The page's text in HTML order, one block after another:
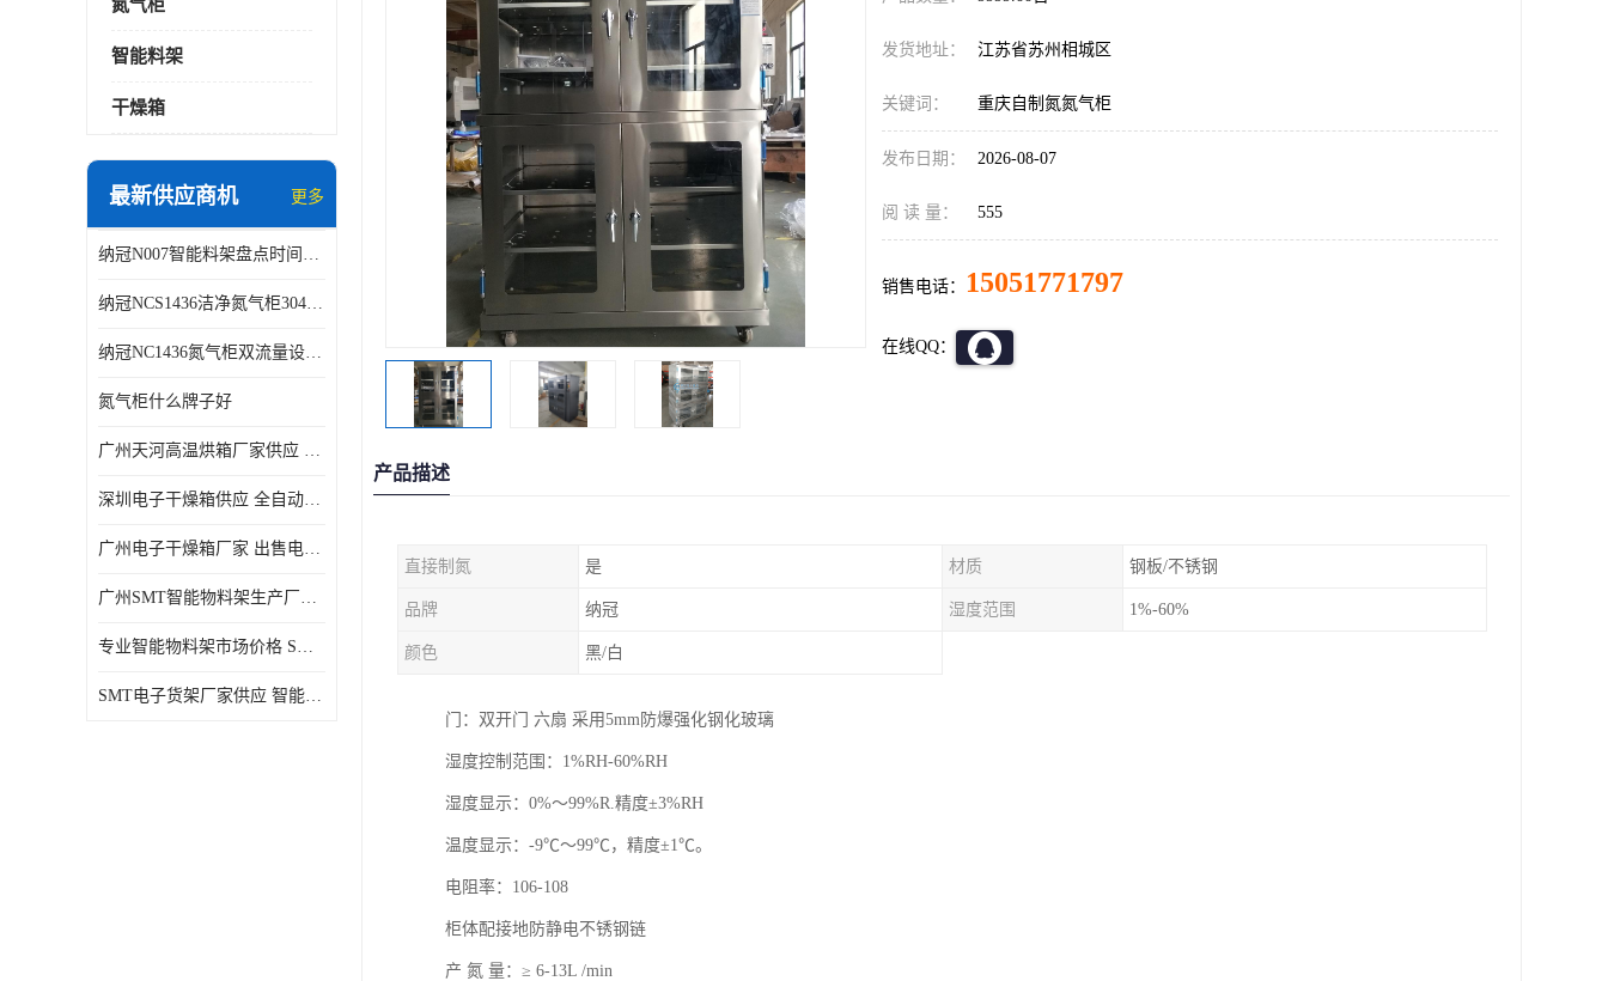
氮气柜
智能料架
干燥箱
最新供应商机 更多
纳冠N007智能料架盘点时间可从2天减少到约2个小时
纳冠NCS1436洁净氮气柜304不锈钢洁净车间用
纳冠NC1436氮气柜双流量设计节约氮气
氮气柜什么牌子好
广州天河高温烘箱厂家供应 智能高温烘箱非标定制价格
深圳电子干燥箱供应 全自动恒温干燥箱厂家批发
广州电子干燥箱厂家 出售电子干燥箱优惠供应价格
广州SMT智能物料架生产厂家 智能物料架设计定制
专业智能物料架市场价格 SMT智能物料架供应厂家
SMT电子货架厂家供应 智能电子货架现货直销
发货地址： 江苏省苏州相城区
关键词： 重庆自制氮氮气柜
发布日期： 2026-08-07
阅 读 量： 555
销售电话： 15051771797
在线QQ：
产品描述
直接制氮 是 材质 钢板/不锈钢
品牌 纳冠 湿度范围 1%-60%
颜色 黑/白
门：双开门 六扇 采用5mm防爆强化钢化玻璃
湿度控制范围：1%RH-60%RH
湿度显示：0%～99%R.精度±3%RH
温度显示：-9℃～99℃，精度±1℃。
电阻率：106-108
柜体配接地防静电不锈钢链
产 氮 量：≥ 6-13L /min